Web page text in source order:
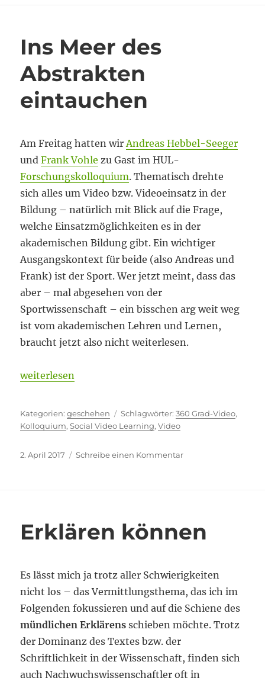
Ins Meer des
Abstrakten
eintauchen
Am Freitag hatten wirAndreas Hebbel-Seeger
undFrank Vohle zu Gast im HUL-
Forschungskolloquium. Thematisch drehte
sich alles um Video bzw. Videoeinsatz in der
Bildung – natürlich mit Blick auf die Frage,
welche Einsatzmöglichkeiten es in der
akademischen Bildung gibt. Ein wichtiger
Ausgangskontext für beide (also Andreas und
Frank) ist der Sport. Wer jetzt meint, dass das
aber – mal abgesehen von der
Sportwissenschaft – ein bisschen arg weit weg
ist vom akademischen Lehren und Lernen,
braucht jetzt also nicht weiterlesen.
„Ins Meer des Abstrakten eintauchen“
weiterlesen
Kategorien
geschehen Schlagwörter
360 Grad-Video,
Kolloquium,Social Video Learning,Video
Veröffentlicht
2. April 2017 Schreibe einen Kommentarzu
Erklären können
Es lässt mich ja trotz aller Schwierigkeiten
nicht los – das Vermittlungsthema, das ich im
Folgenden fokussieren und auf die Schiene des
mündlichen Erklärens schieben möchte. Trotz
der Dominanz des Textes bzw. der
Schriftlichkeit in der Wissenschaft, finden sich
auch Nachwuchswissenschaftler oft in